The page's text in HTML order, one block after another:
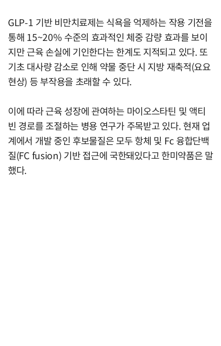
GLP-1 기반 비만치료제는 식욕을 억제하는 작용 기전을
통해 15~20% 수준의 효과적인 체중 감량 효과를 보이
지만 근육 손실에 기인한다는 한계도 지적되고 있다. 또
기초 대사량 감소로 인해 약물 중단 시 지방 재축적(요요
현상) 등 부작용을 초래할 수 있다.
이에 따라 근육 성장에 관여하는 마이오스타틴 및 액티
빈 경로를 조절하는 병용 연구가 주목받고 있다. 현재 업
계에서 개발 중인 후보물질은 모두 항체 및 Fc 융합단백
질(FC fusion) 기반 접근에 국한돼있다고 한미약품은 말
했다.